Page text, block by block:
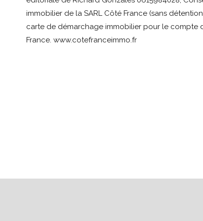
immobilier de la SARL Côté France (sans
carte de démarchage immobilier pour le compte
France. www.cotefranceimmo.fr